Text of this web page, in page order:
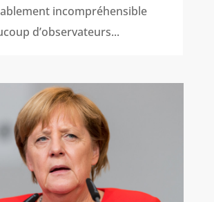
incompréhensible
d’observateurs...